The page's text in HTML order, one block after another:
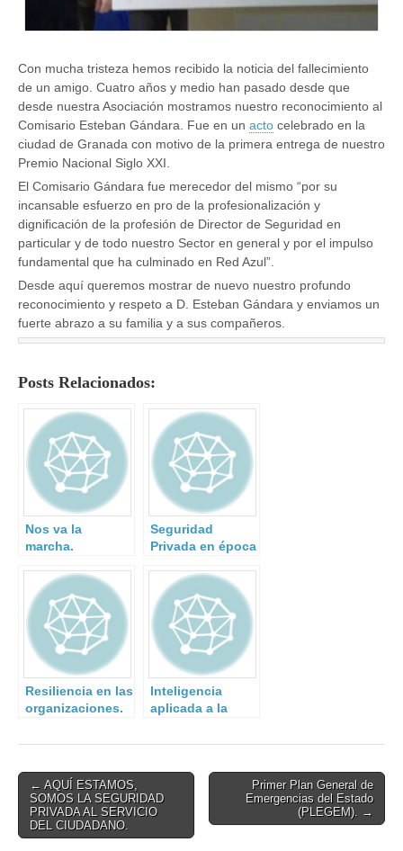
Con mucha tristeza hemos recibido la noticia del fallecimiento
de un amigo. Cuatro años y medio han pasado desde que
desde nuestra Asociación mostramos nuestro reconocimiento al
Comisario Esteban Gándara. Fue en un acto celebrado en la
ciudad de Granada con motivo de la primera entrega de nuestro
Premio Nacional Siglo XXI.
El Comisario Gándara fue merecedor del mismo “por su
incansable esfuerzo en pro de la profesionalización y
dignificación de la profesión de Director de Seguridad en
particular y de todo nuestro Sector en general y por el impulso
fundamental que ha culminado en Red Azul”.
Desde aquí queremos mostrar de nuevo nuestro profundo
reconocimiento y respeto a D. Esteban Gándara y enviamos un
fuerte abrazo a su familia y a sus compañeros.
Posts Relacionados:
Nos va la
marcha.
Seguridad
Privada en época
obligatorio.
Resiliencia en las
organizaciones.
Campofrío
Inteligencia
aplicada a la
emergencias
Post
navigation
← AQUÍ ESTAMOS,
SOMOS LA SEGURIDAD
PRIVADA AL SERVICIO
DEL CIUDADANO.
Primer Plan General de
Emergencias del Estado
(PLEGEM). →